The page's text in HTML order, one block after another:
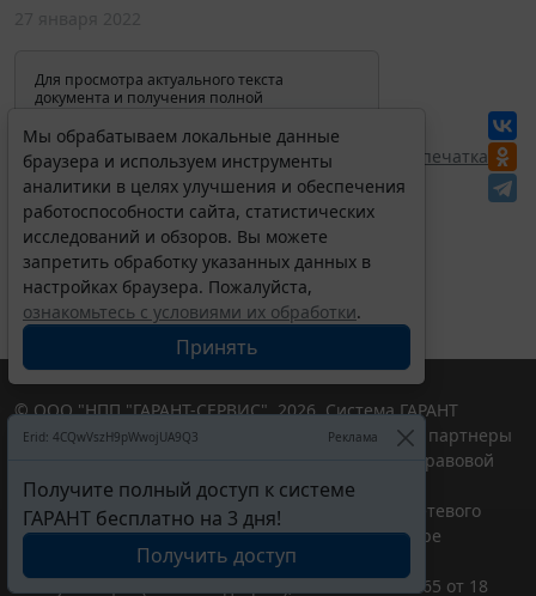
Для просмотра актуального текста
документа и получения полной
изменениях и порядке применения
документа, воспользуйтесь поиском в
Интернет-версии системы ГАРАНТ:
Перепечатка
Мы обрабатываем локальные данные
браузера и используем инструменты
аналитики в целях улучшения и обеспечения
работоспособности сайта, статистических
исследований и обзоров. Вы можете
запретить обработку указанных данных в
настройках браузера. Пожалуйста,
ознакомьтесь с условиями их обработки.
Принять
Erid: 4CQwVszH9pWwojUA9Q3 Реклама
Получите полный доступ к системе
ГАРАНТ бесплатно на 3 дня!
Получить доступ
© ООО "НПП "ГАРАНТ-СЕРВИС", 2026. Система ГАРАНТ
выпускается с 1990 года. Компания "Гарант" и ее партнеры
являются участниками Российской ассоциации правовой
информации ГАРАНТ.
Портал ГАРАНТ.РУ зарегистрирован в качестве сетевого
издания Федеральной службой по надзору в сфере
связи,информационных технологий и массовых
коммуникаций (Роскомнадзором), Эл № ФС77-58365 от 18